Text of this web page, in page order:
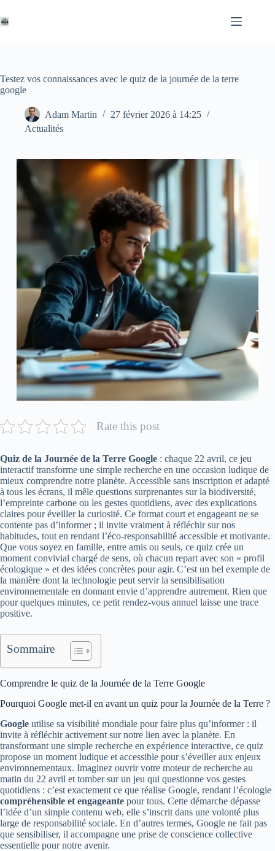
au
contenu
Testez vos connaissances avec le quiz de la journée de la terre
google
Adam Martin
27 février 2026 à 14:25
Actualités
Rate this post
Quiz de la Journée de la Terre Google : chaque 22 avril, ce jeu
interactif transforme une simple recherche en une occasion ludique de
mieux comprendre notre planète. Accessible sans inscription et adapté
à tous les écrans, il mêle questions surprenantes sur la biodiversité,
l’empreinte carbone ou les gestes quotidiens, avec des explications
claires pour éveiller la curiosité. Ce format court et engageant ne se
contente pas d’informer ; il invite vraiment à réfléchir sur nos
habitudes, tout en rendant l’éco-responsabilité accessible et motivante.
Que vous soyez en famille, entre amis ou seuls, ce quiz crée un
moment convivial chargé de sens, où chacun repart avec son « profil
écologique » et des idées concrètes pour agir. C’est un bel exemple de
la manière dont la technologie peut servir la sensibilisation
environnementale en donnant envie d’apprendre autrement. Rien que
pour quelques minutes, ce petit rendez-vous annuel laisse une trace
positive.
Sommaire
Comprendre le quiz de la Journée de la Terre Google
Pourquoi Google met-il en avant un quiz pour la Journée de la Terre ?
Google utilise sa visibilité mondiale pour faire plus qu’informer : il
invite à réfléchir activement sur notre lien avec la planète. En
transformant une simple recherche en expérience interactive, ce quiz
propose un moment ludique et accessible pour s’éveiller aux enjeux
environnementaux. Imaginez ouvrir votre moteur de recherche au
matin du 22 avril et tomber sur un jeu qui questionne vos gestes
quotidiens : c’est exactement ce que réalise Google, rendant l’écologie
compréhensible et engageante pour tous. Cette démarche dépasse
l’idée d’un simple contenu web, elle s’inscrit dans une volonté plus
large de responsabilité sociale. En d’autres termes, Google ne fait pas
que sensibiliser, il accompagne une prise de conscience collective
essentielle pour notre avenir.